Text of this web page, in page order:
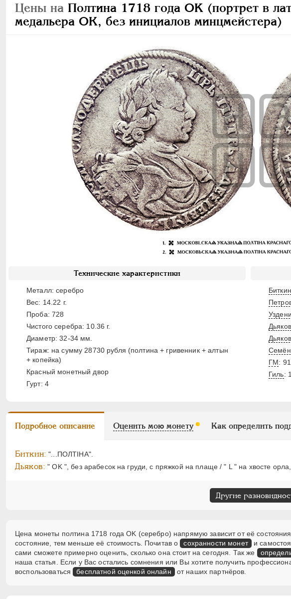
Цены на Полтина 1718 года OK (портрет в
медальера ОК, без инициалов минцмейстера)
Технические характеристики
Металл: серебро
Вес: 14.22 г.
Проба: 728
Чистого серебра: 10.36 г.
Диаметр: 32-34 мм.
Тираж: на сумму 28730 рубля (полтина + гривенник + алтын
+ копейка)
Красный монетный двор
Гурт: 4
Биткин
Дьяков
ГМ:
Гиль:
Подробное описание Оценить мою монету Как определить
Биткин: "...ПОЛТIНА".
Дьяков: " OK ", без арабесок на груди, с пряжкой на плаще / " L " на хвосте
Другие
Цена монеты полтина 1718 года OK (серебро) напрямую зависит от её
состояние, тем меньше её стоимость. Почитав о сохранности монет и
сами сможете примерно оценить, сколько она стоит на сегодня. Так же
наша статья. Если у Вас остались сомнения или Вы хотите получить
воспользоваться бесплатной оценкой онлайн от наших партнёров.